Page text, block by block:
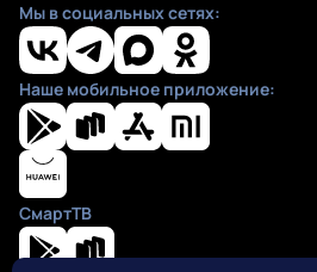
Мы в социальных сетях:
Наше мобильное приложение:
СмартТВ